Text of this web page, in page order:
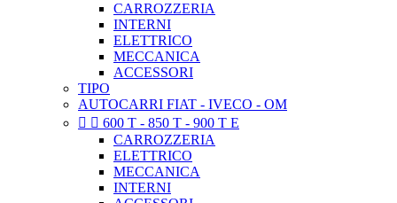
CARROZZERIA
INTERNI
ELETTRICO
MECCANICA
ACCESSORI
TIPO
AUTOCARRI FIAT - IVECO - OM
  600 T - 850 T - 900 T E
CARROZZERIA
ELETTRICO
MECCANICA
INTERNI